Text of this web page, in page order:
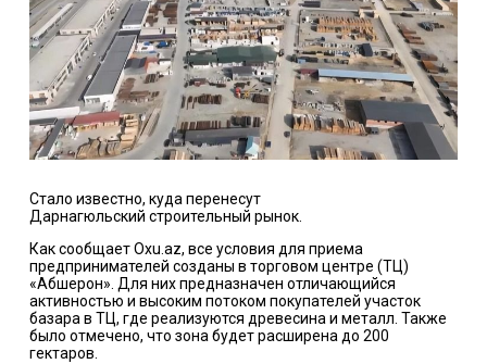
Стало известно, куда перенесут
Дарнагюльский строительный рынок.
Как сообщает Oxu.az, все условия для приема
предпринимателей созданы в торговом центре (ТЦ)
«Абшерон». Для них предназначен отличающийся
активностью и высоким потоком покупателей участок
базара в ТЦ, где реализуются древесина и металл. Также
было отмечено, что зона будет расширена до 200
гектаров.